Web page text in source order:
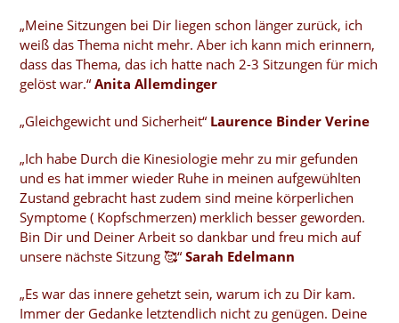
„Meine Sitzungen bei Dir liegen schon länger zurück, ich
weiß das Thema nicht mehr. Aber ich kann mich erinnern,
dass das Thema, das ich hatte nach 2-3 Sitzungen für mich
gelöst war.“Anita Allemdinger
„Gleichgewicht und Sicherheit“ Laurence Binder Verine
„Ich habe Durch die Kinesiologie mehr zu mir gefunden
und es hat immer wieder Ruhe in meinen aufgewühlten
Zustand gebracht hast zudem sind meine körperlichen
Symptome ( Kopfschmerzen) merklich besser geworden.
Bin Dir und Deiner Arbeit so dankbar und freu mich auf
unsere nächste Sitzung 🥰“Sarah Edelmann
„Es war das innere gehetzt sein, warum ich zu Dir kam.
Immer der Gedanke letztendlich nicht zu genügen. Deine